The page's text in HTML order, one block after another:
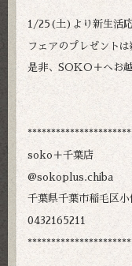
1/25(土)より新生活
フェアのプレゼントは
是非、SOKO＋へお
soko＋千葉店
@sokoplus.chiba
千葉県千葉市稲毛区
0432165211